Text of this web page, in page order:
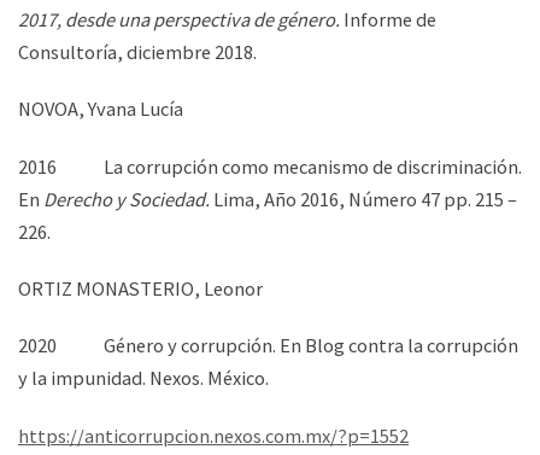
2017, desde una perspectiva de género. Informe de
Consultoría, diciembre 2018.
NOVOA, Yvana Lucía
2016 La corrupción como mecanismo de discriminación.
En Derecho y Sociedad. Lima, Año 2016, Número 47 pp. 215 –
226.
ORTIZ MONASTERIO, Leonor
2020 Género y corrupción. En Blog contra la corrupción
y la impunidad. Nexos. México.
https://anticorrupcion.nexos.com.mx/?p=1552